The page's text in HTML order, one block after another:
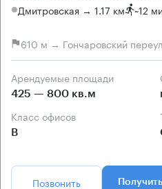
Дмитровская → 1.17 км ~12
610 м → Гончаровский
Арендуемые площади
425 — 800 кв.м
Класс офисов
B
Позвонить